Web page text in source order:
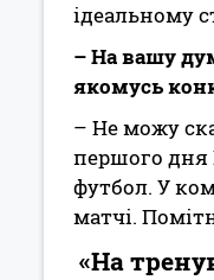
ідеальному
– На вашу
якомусь
– Не можу
першого дня
футбол. У
матчі.
«На